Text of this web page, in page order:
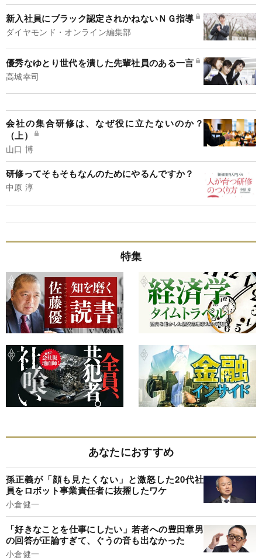
新入社員にブラック認定されかねないＮＧ指導
ダイヤモンド・オンライン編集部
優秀なゆとり世代を潰した先輩社員のある一言
高城幸司
会社の集合研修は、なぜ役に立たないのか？
（上）
山口 博
研修ってそもそもなんのためにやるんですか？
中原 淳
特集
あなたにおすすめ
孫正義が「顔も見たくない」と激怒した20代社
員をロボット事業責任者に抜擢したワケ
小倉健一
「好きなことを仕事にしたい」若者への豊田章男
の回答が正論すぎて、ぐうの音も出なかった
小倉健一